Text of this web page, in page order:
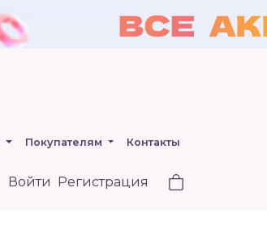
Покупателям Контакты
Войти Регистрация